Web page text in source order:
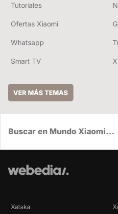
Tutoriales
Ofertas Xiaomi
Whatsapp
Smart TV
VER MÁS TEMAS
Xataka